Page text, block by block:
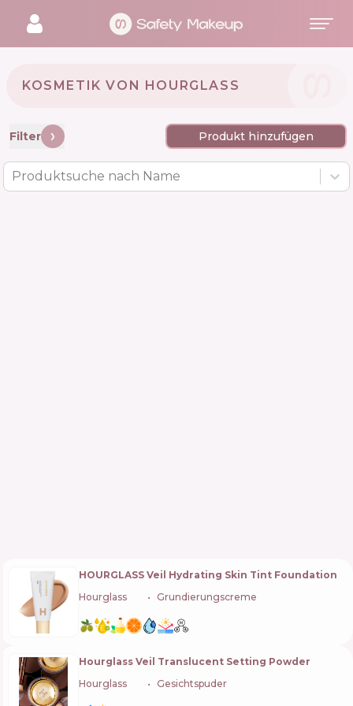
KOSMETIK VON HOURGLASS 🇺🇸
Filter Produkt hinzufügen
Produktsuche nach Name
HOURGLASS Veil Hydrating Skin Tint Foundation
Hourglass
Grundierungscreme
Hourglass Veil Translucent Setting Powder
Hourglass
Gesichtspuder